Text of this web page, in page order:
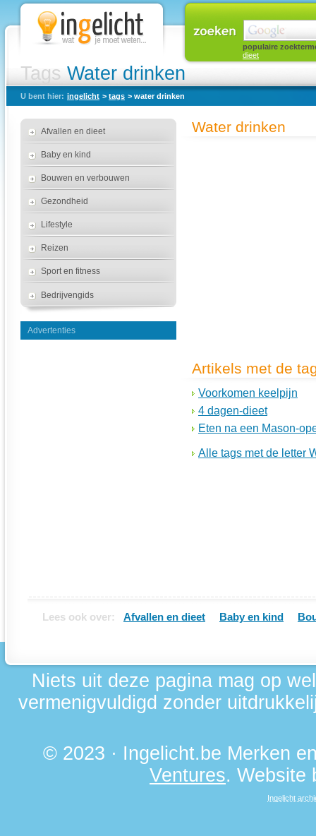
Tags Water drinken
populaire
dieet
U bent hier: ingelicht > tags > water drinken
Afvallen en dieet
Baby en kind
Bouwen en verbouwen
Gezondheid
Lifestyle
Reizen
Sport en fitness
Bedrijvengids
Advertenties
Water drinken
Artikels met de
Voorkomen keelpijn
4 dagen-dieet
Eten na een Mason-
Alle tags met de letter
Lees ook over: Afvallen en dieet Baby en kind
Niets uit deze pagina mag op
vermenigvuldigd zonder
© 2023 · Ingelicht.be Merken
Ventures. Website
Ingelicht